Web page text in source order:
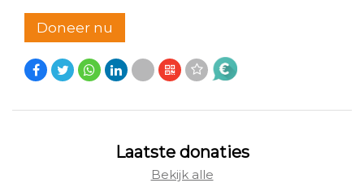
Doneer nu
Laatste donaties
Bekijk alle